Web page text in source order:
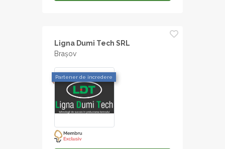
Ligna Dumi Tech SRL
Brașov
Partener de incredere